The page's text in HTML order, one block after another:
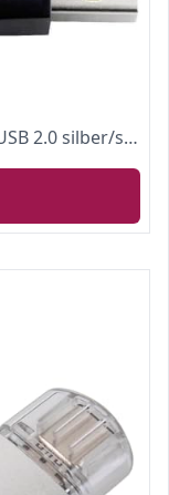
Intenso Basic Line 32 GB USB-Stick USB 2.0 silber/schwarz, 3503480